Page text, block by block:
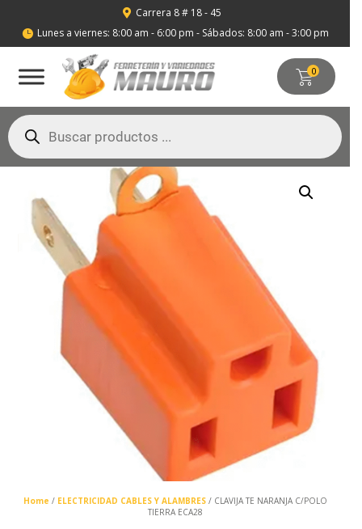
 Carrera 8 # 18 - 45
 Lunes a viernes: 8:00 am - 6:00 pm - Sábados: 8:00 am - 3:00 pm
0
Búsqueda
de
productos
Home / ELECTRICIDAD CABLES Y ALAMBRES/ CLAVIJA TE NARANJA C/POLO
TIERRA ECA28